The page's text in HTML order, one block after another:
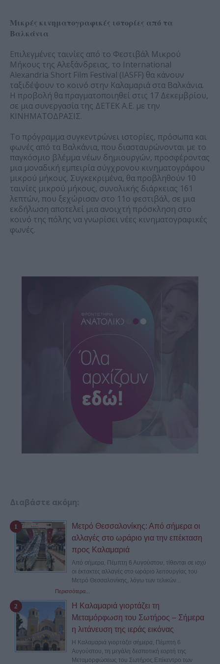
Μικρές κινηματογραφικές ιστορίες από τα
Βαλκάνια
Επιλεγμένες ταινίες από το Φεστιβάλ Μικρού
Μήκους της Αλεξάνδρειας, το International
Alexandria Short Film Festival (IASFF) θα κάνουν
ταξιδέψουν το κοινό στην Καλαμαριά στα Βαλκάνια.
Η προβολή θα πραγματοποιηθεί στις 17 Δεκεμβρίου,
σε μια συνεργασία της ΔΕΤΕΚ Α.Ε. με την
ΚΙΝΗΜΑΤΟΔΡΑΣΙΣ.
Το πρόγραμμα συγκεντρώνει ιστορίες, πρόσωπα και
φωνές από τα Βαλκάνια, που διασταυρώνονται με το
παγκόσμιο βλέμμα νέων δημιουργών, προσφέροντας
μια μοναδική εμπειρία σύγχρονου κινηματογράφου
μικρού μήκους. Συγκεκριμένα, θα προβληθούν 10
ταινίες μικρού μήκους, συνολικής διάρκειας 161
λεπτών, που ξεχώρισαν στο 11ο φεστιβάλ, σε μια
εκδήλωση αποτελεί μια ανοιχτή πρόσκληση στο
κοινό της πόλης να γνωρίσει νέες κινηματογραφικές
φωνές.
Διαβάστε ακόμη:
Μετρό Θεσσαλονίκης: Από σήμερα οι
αλλαγές στο ωράριο για την επέκταση
προς Καλαμαριά
Από σήμερα, Πέμπτη 6 Αυγούστου, τίθενται σε ισχύ
οι έκτακτες αλλαγές στο ωράριο λειτουργίας του
Μετρό Θεσσαλονίκης, λόγω των τελικών...
Περισσότερα...
Η Καλαμαριά γιορτάζει τη
Μεταμόρφωση του Σωτήρος – Σήμερα
η λιτάνευση της ιεράς εικόνας
Η Καλαμαριά γιορτάζει σήμερα, Πέμπτη 6
Αυγούστου, τη μεγάλη δεσποτική εορτή της
Μεταμορφώσεως του Σωτήρος.Επίκεντρο των